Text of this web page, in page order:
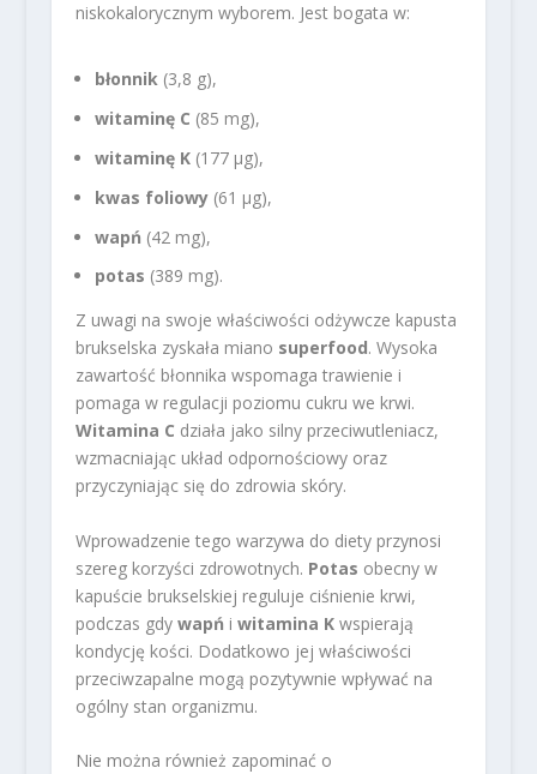
niskokalorycznym wyborem. Jest bogata w:
błonnik(3,8 g),
witaminę C (85 mg),
witaminę K(177 µg),
kwas foliowy(61 µg),
wapń (42 mg),
potas (389 mg).
Z uwagi na swoje właściwości odżywcze kapusta
brukselska zyskała miano superfood. Wysoka
zawartość błonnika wspomaga trawienie i
pomaga w regulacji poziomu cukru we krwi.
Witamina C działa jako silny przeciwutleniacz,
wzmacniając układ odpornościowy oraz
przyczyniając się do zdrowia skóry.
Wprowadzenie tego warzywa do diety przynosi
szereg korzyści zdrowotnych. Potas obecny w
kapuście brukselskiej reguluje ciśnienie krwi,
podczas gdy wapń i witamina Kwspierają
kondycję kości. Dodatkowo jej właściwości
przeciwzapalne mogą pozytywnie wpływać na
ogólny stan organizmu.
Nie można również zapominać o